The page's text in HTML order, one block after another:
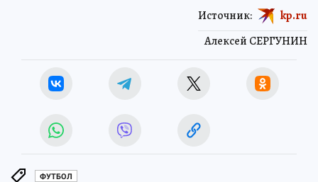
Алексей СЕРГУНИН
Источник: kp.ru
ФУТБОЛ